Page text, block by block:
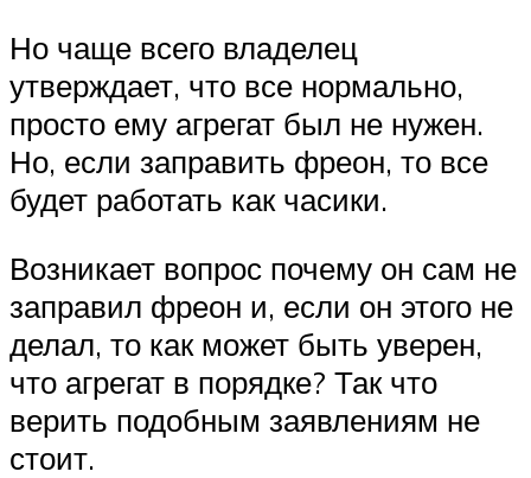
Но чаще всего владелец
утверждает, что все нормально,
просто ему агрегат был не нужен.
Но, если заправить фреон, то все
будет работать как часики.
Возникает вопрос почему он сам не
заправил фреон и, если он этого не
делал, то как может быть уверен,
что агрегат в порядке? Так что
верить подобным заявлениям не
стоит.